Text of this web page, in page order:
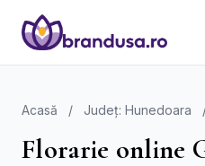
Acasă / Județ: Hunedoara
Florarie online